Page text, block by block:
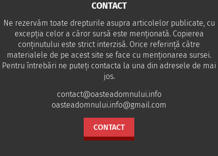
CONTACT
Ne rezervăm toate drepturile asupra articolelor publicate, cu
excepția celor a căror sursă este menționată. Copierea
conținutului este strict interzisă. Orice referință către
materialele de pe acest site se face cu menționarea sursei.
Pentru întrebări ne puteţi contacta la una din adresele de mai
jos.
contact@oasteadomnului.info
oasteadomnului.info@gmail.com
CONTACT